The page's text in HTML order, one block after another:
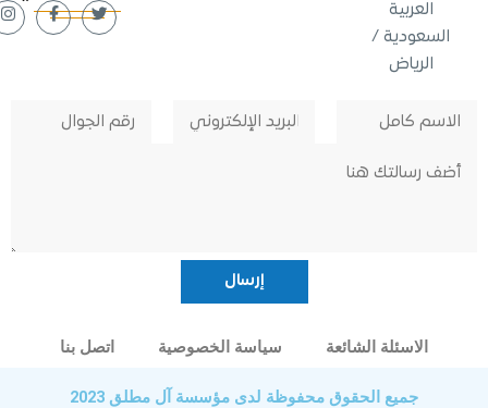
/
الاسئلة الشائعة سياسة الخصوصية اتصل بنا
جميع الحقوق محفوظة لدى مؤسسة آل مطلق 2023